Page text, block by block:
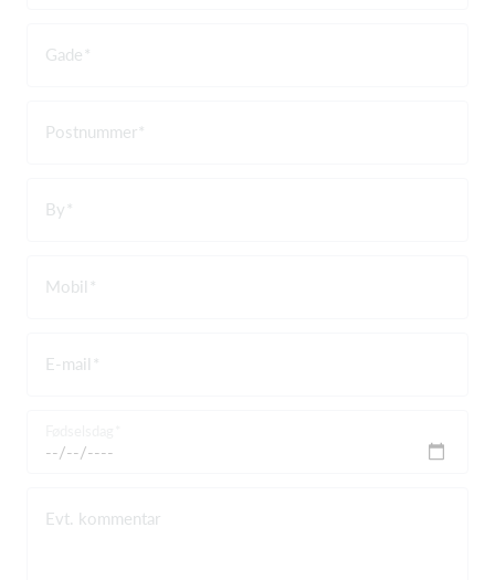
Gade
Postnummer
By
Mobil
E-mail
Evt. kommentar